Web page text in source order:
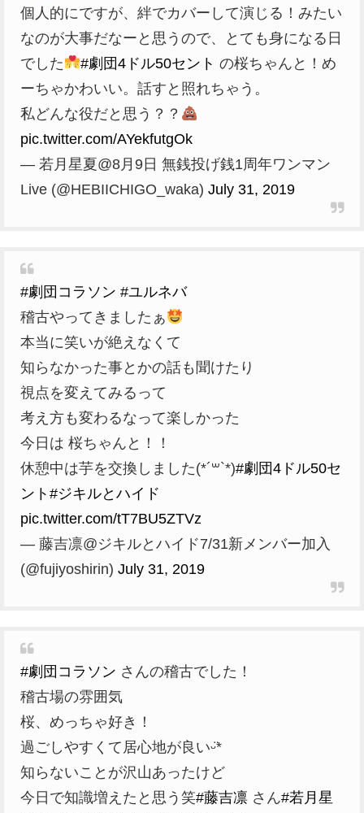
個人的にですが、絆でカバーして演じる！みたい
なのが大事だなーと思うので、とても身になる日
でした
#劇団4ドル50セント の桜ちゃんと！め
ーちゃかわいい。話すと照れちゃう。
私どんな役だと思う？？
pic.twitter.com/AYekfutgOk
— 若月星夏@8月9日 無銭投げ銭1周年ワンマン
Live (@HEBIICHIGO_waka) July 31, 2019
#劇団コラソン #ユルネバ
稽古やってきましたぁ
本当に笑いが絶えなくて
知らなかった事とかの話も聞けたり
視点を変えてみるって
考え方も変わるなって楽しかった
今日は 桜ちゃんと！！
休憩中は芋を交換しました(*´꒳`*)#劇団4ドル50セ
ント #ジキルとハイド
pic.twitter.com/tT7BU5ZTVz
— 藤吉凛@ジキルとハイド7/31新メンバー加入
(@fujiyoshirin) July 31, 2019
#劇団コラソン さんの稽古でした！
稽古場の雰囲気
桜、めっちゃ好き！
過ごしやすくて居心地が良いᵕ̈*
知らないことが沢山あったけど
今日で知識増えたと思う笑#藤吉凛 さん#若月星